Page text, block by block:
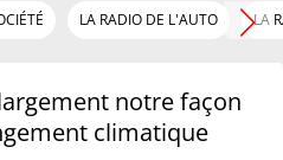
LA RADIO DE L'AUTO LA
notre façon
climatique